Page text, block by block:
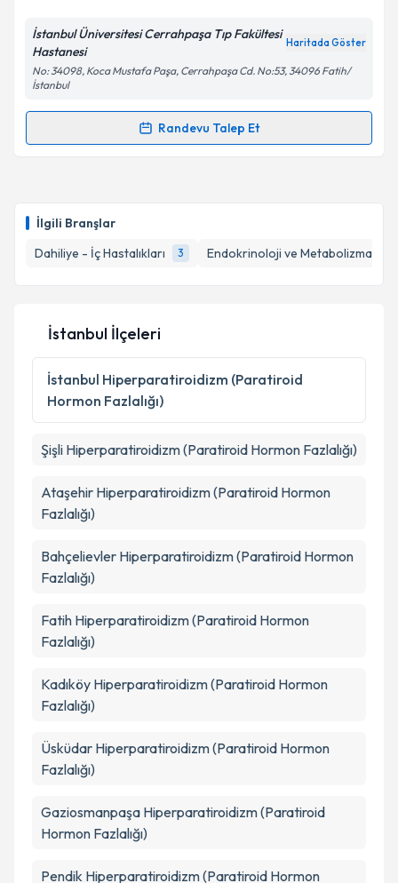
İlgili Branşlar
Dahiliye - İç Hastalıkları
3 Endokrinoloji ve Metabolizma
Metni'ni okudum ve kişisel verilerimin belirtilen
kapsamda işlenmesini kabul ediyorum.
İstanbul Üniversitesi Cerrahpaşa Tıp Fakültesi
Hastanesi
Haritada Göster
No: 34098, Koca Mustafa Paşa, Cerrahpaşa Cd. No:53, 34096 Fatih/
İstanbul
Randevu Talep Et
Randevu Takvimi Talebi
hazırlandığında e-posta ile bilgilendireceğiz.
Kişisel verilerimin işlenmesine ilişkinAydınlatma
Metni
'ni okudum ve kişisel verilerimin belirtilen
kapsamda işlenmesini kabul ediyorum.
Takvim Talebini Gönder
İstanbul İlçeleri
İstanbul Hiperparatiroidizm (Paratiroid
Hormon Fazlalığı)
Şişli Hiperparatiroidizm (Paratiroid Hormon Fazlalığı)
Ataşehir Hiperparatiroidizm (Paratiroid Hormon
Fazlalığı)
Bahçelievler Hiperparatiroidizm (Paratiroid Hormon
Fazlalığı)
Fatih Hiperparatiroidizm (Paratiroid Hormon
Fazlalığı)
Kadıköy Hiperparatiroidizm (Paratiroid Hormon
Fazlalığı)
Üsküdar Hiperparatiroidizm (Paratiroid Hormon
Fazlalığı)
Gaziosmanpaşa Hiperparatiroidizm (Paratiroid
Hormon Fazlalığı)
Pendik Hiperparatiroidizm (Paratiroid Hormon